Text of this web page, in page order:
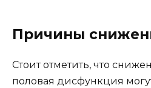
Причины
Стоит отметить, что
половая дисфункция